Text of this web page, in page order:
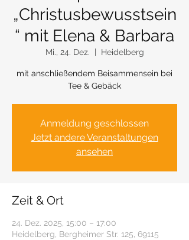
„Christusbewusstsein
“ mit Elena & Barbara
Mi., 24. Dez. Heidelberg
mit anschließendem Beisammensein bei
Anmeldung geschlossen
Jetzt andere Veranstaltungen
ansehen
Zeit & Ort
24. Dez. 2025, 15:00 – 17:00
Heidelberg, Bergheimer Str. 125, 69115